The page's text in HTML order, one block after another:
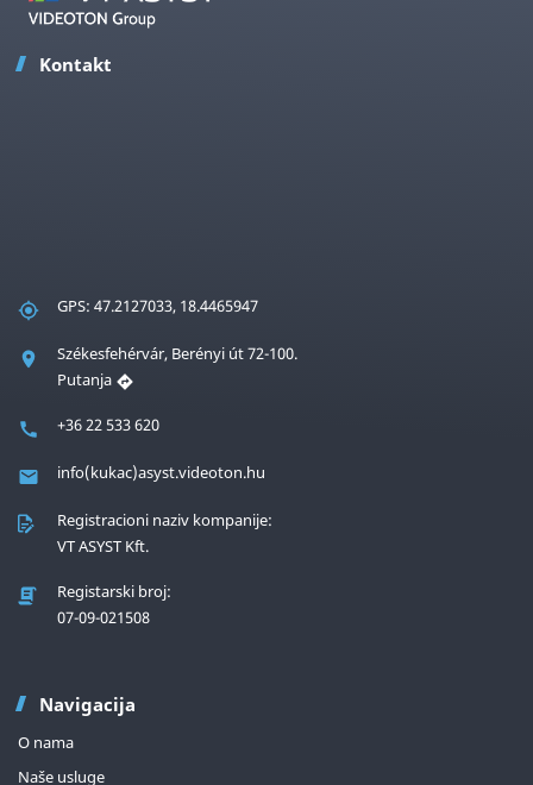
Kontakt
GPS: 47.2127033, 18.4465947
Székesfehérvár, Berényi út 72-100.
Putanja
+36 22 533 620
info(kukac)asyst.videoton.hu
Registracioni naziv kompanije:
VT ASYST Kft.
Registarski broj:
07-09-021508
Navigacija
O nama
Naše usluge